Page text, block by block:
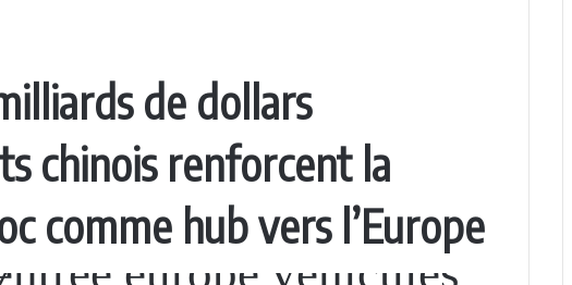
de dollars
chinois renforcent la
comme hub vers l’Europe